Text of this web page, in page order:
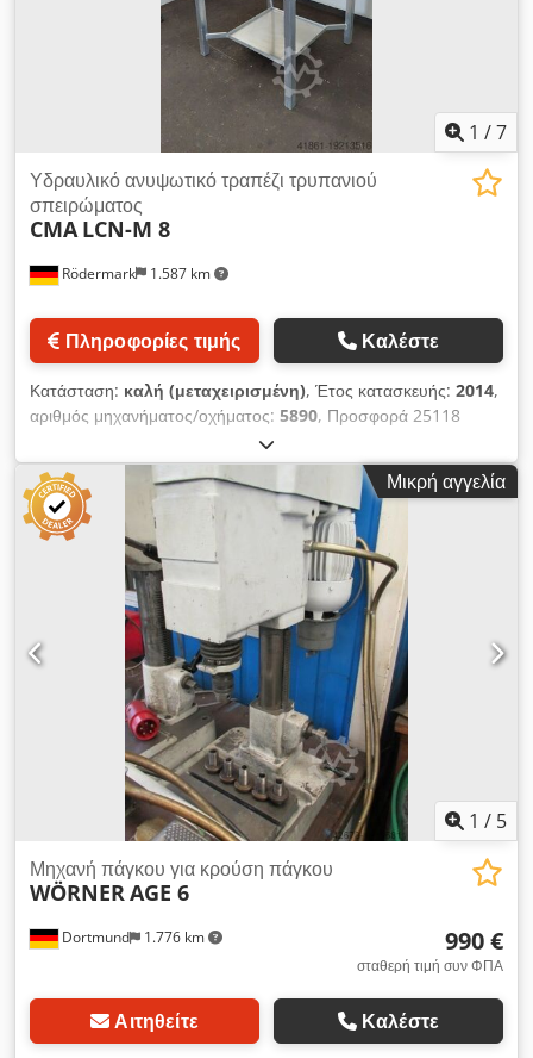
1 /7
Rödermark 1.587 km
Υδραυλικό ανυψωτικό τραπέζι τρυπανιού
σπειρώματος
CMA LCN-M 8
Πληροφορίες τιμής Καλέστε
Κατάσταση: καλή (μεταχειρισμένη), Έτος κατασκευής: 2014,
αριθμός μηχανήματος/οχήματος: 5890, Προσφορά 25118
Τεχνικά δεδομένα: - Χωρητικότητα βρύσης περίπου. Μ 3 - Μ 8
- Περιοχή εργασίας (ακτίνα περιστροφής) περίπου. 1800 χιλ. -
Κεφαλή πολλαπλών θέσεων - Ταχύτητες 8 - 700 σ.α.λ. - Θήκη
εργαλείων γρήγορης αλλαγής μεγέθους 1, διάμετρος 19 -
Πνευματική σύνδεση 6 - 8 bar - Βάση τραπεζιού Υ 900 mm -
Απαιτούμενος χώρος περίπου. Π 1000 x Υ 2000 x Β 1000 mm
- Βάρος περίπου. 100 κιλά Csdpowmnhpsfx Akloha
Μικρή αγγελία
1 / 5
Dortmund 1.776 km
Μηχανή πάγκου για κρούση πάγκου
WÖRNERAGE 6
990 €
σταθερή τιμή συν ΦΠΑ
Αιτηθείτε Καλέστε